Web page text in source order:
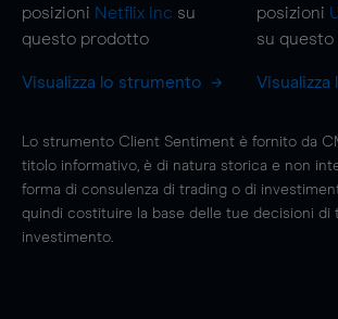
posizioni Netflix Inc su
questo prodotto
Visualizza lo strumento
posizioni
su
Lo strumento Client Sentiment è fornito da
titolo informativo, è di natura storica e non
forma di consulenza di trading o di
quindi costituire la base delle tue decisioni di
investimento.